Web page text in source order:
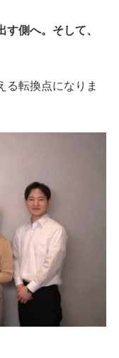
側へ。そして、
る転換点になりま